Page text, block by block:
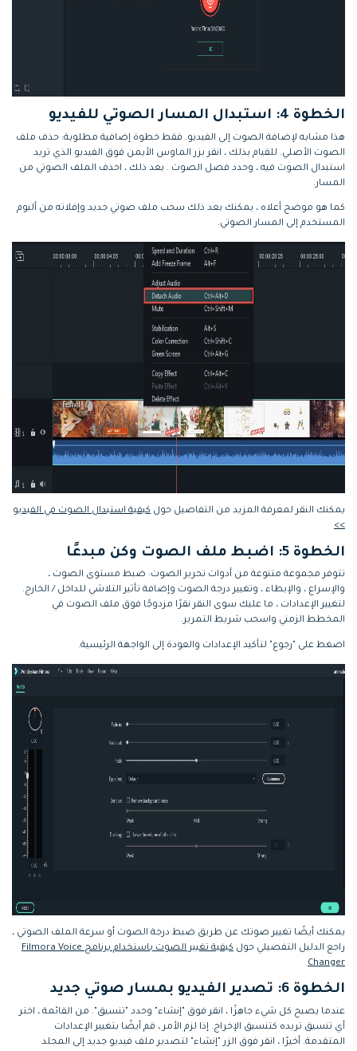
الخطوة 4: استبدال المسار الصوتي للفيديو
هذا مشابه لإضافة الصوت إلى الفيديو. فقط خطوة إضافية مطلوبة: حذف ملف
الصوت الأصلي. للقيام بذلك ، انقر بزر الماوس الأيمن فوق الفيديو الذي تريد
استبدال الصوت فيه ، وحدد فصل الصوت . بعد ذلك ، احذف الملف الصوتي من
المسار.
كما هو موضح أعلاه ، يمكنك بعد ذلك سحب ملف صوتي جديد وإفلاته من ألبوم
المستخدم إلى المسار الصوتي.
يمكنك النقر لمعرفة المزيد من التفاصيل حول كيفية استبدال الصوت في الفيديو
>>
الخطوة 5: اضبط ملف الصوت وكن مبدعًا
تتوفر مجموعة متنوعة من أدوات تحرير الصوت: ضبط مستوى الصوت ،
والإسراع ، والإبطاء ، وتغيير درجة الصوت وإضافة تأثير التلاشي للداخل / الخارج.
لتغيير الإعدادات ، ما عليك سوى النقر نقرًا مزدوجًا فوق ملف الصوت في
المخطط الزمني واسحب شريط التمرير.
اضغط على "رجوع" لتأكيد الإعدادات والعودة إلى الواجهة الرئيسية.
يمكنك أيضًا تغيير صوتك عن طريق ضبط درجة الصوت أو سرعة الملف الصوتي ،
راجع الدليل التفصيلي حول
كيفية تغيير الصوت باستخدام برنامج Filmora Voice
Changer
الخطوة 6: تصدير الفيديو بمسار صوتي جديد
عندما يصبح كل شيء جاهزًا ، انقر فوق "إنشاء" وحدد "تنسيق". من القائمة ، اختر
أي تنسيق تريده كتنسيق الإخراج. إذا لزم الأمر ، قم أيضًا بتغيير الإعدادات
المتقدمة. أخيرًا ، انقر فوق الزر "إنشاء" لتصدير ملف فيديو جديد إلى المجلد